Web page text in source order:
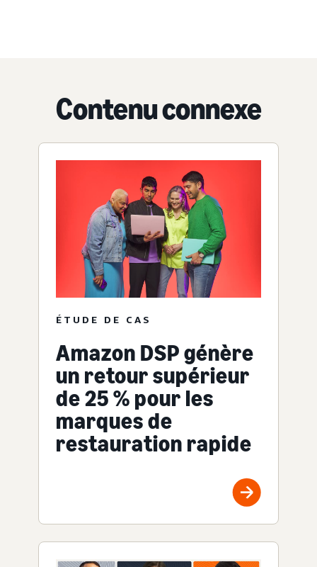
Contenu connexe
ÉTUDE DE CAS
Amazon DSP génère
un retour supérieur
de 25 % pour les
marques de
restauration rapide